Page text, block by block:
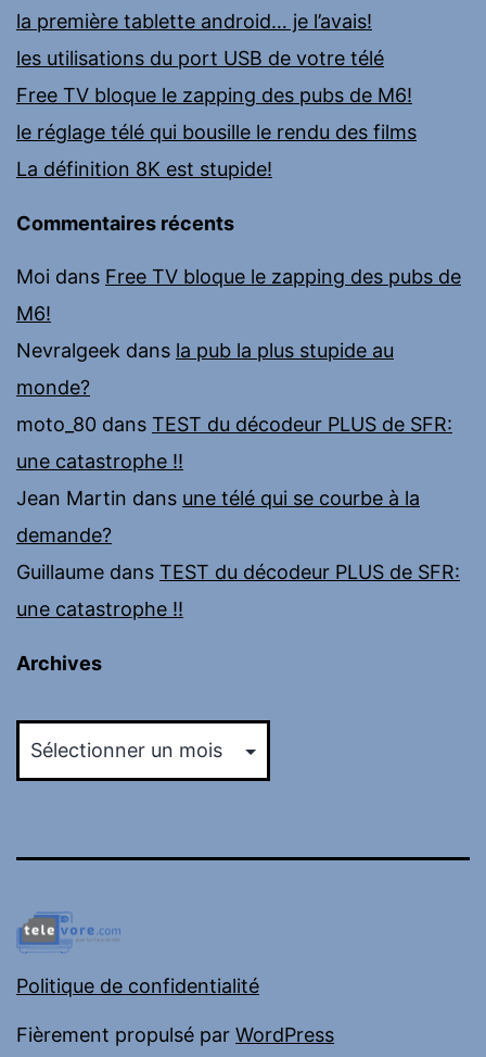
la première tablette android… je l’avais!
les utilisations du port USB de votre télé
Free TV bloque le zapping des pubs de M6!
le réglage télé qui bousille le rendu des films
La définition 8K est stupide!
Commentaires récents
Moi dans Free TV bloque le zapping des pubs de
M6!
Nevralgeek dans la pub la plus stupide au
monde?
moto_80 dans TEST du décodeur PLUS de SFR:
une catastrophe !!
Jean Martin dans une télé qui se courbe à la
demande?
Guillaume dans TEST du décodeur PLUS de SFR:
une catastrophe !!
Archives
Politique de confidentialité
Fièrement propulsé par WordPress